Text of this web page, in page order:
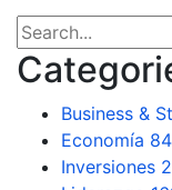
Business &
Economía 84
Inversiones